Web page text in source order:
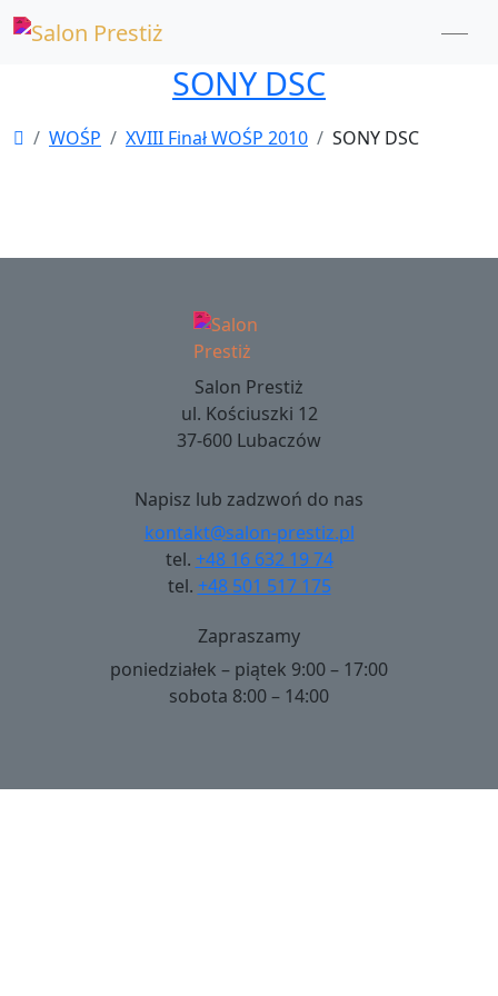
SONY DSC
WOŚP XVIII Finał WOŚP 2010 SONY DSC
Salon Prestiż
ul. Kościuszki 12
37-600 Lubaczów
Napisz lub zadzwoń do nas
kontakt@salon-prestiz.pl
tel. +48 16 632 19 74
tel. +48 501 517 175
Zapraszamy
poniedziałek – piątek 9:00 – 17:00
sobota 8:00 – 14:00